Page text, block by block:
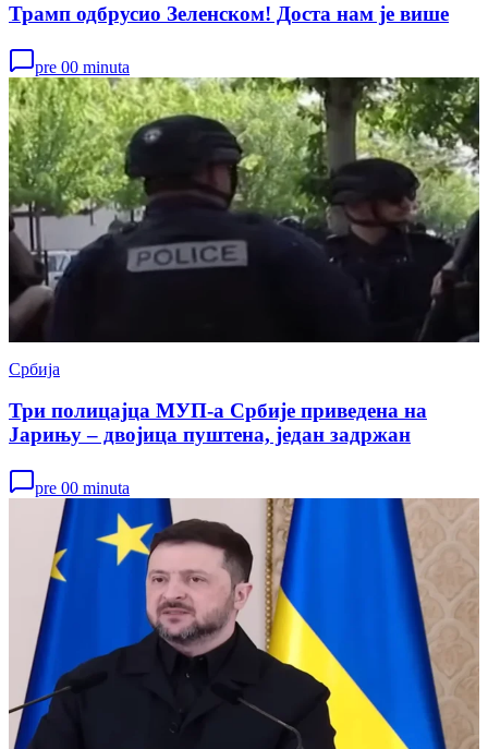
Трамп одбрусио Зеленском! Доста нам је више
pre 00 minuta
Србија
Три полицајца МУП-а Србије приведена на
Јарињу – двојица пуштена, један задржан
pre 00 minuta